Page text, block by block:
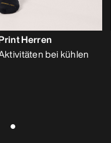
Herren
bei kühlen